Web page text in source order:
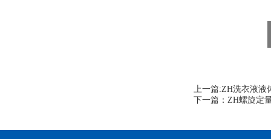
上一篇:ZH洗衣液液
下一篇： ZH螺旋定